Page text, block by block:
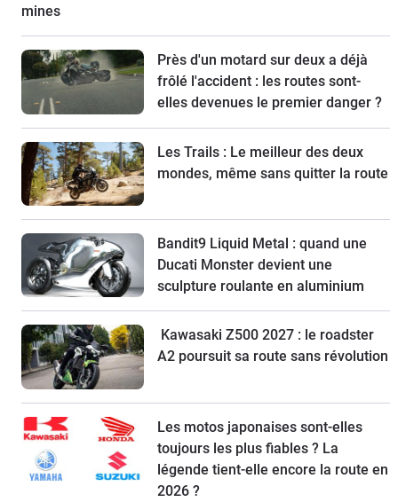
mines
Près d'un motard sur deux a déjà
frôlé l'accident : les routes sont-
elles devenues le premier danger ?
Les Trails : Le meilleur des deux
mondes, même sans quitter la route
Bandit9 Liquid Metal : quand une
Ducati Monster devient une
sculpture roulante en aluminium
Kawasaki Z500 2027 : le roadster
A2 poursuit sa route sans révolution
Les motos japonaises sont-elles
toujours les plus fiables ? La
légende tient-elle encore la route en
2026 ?